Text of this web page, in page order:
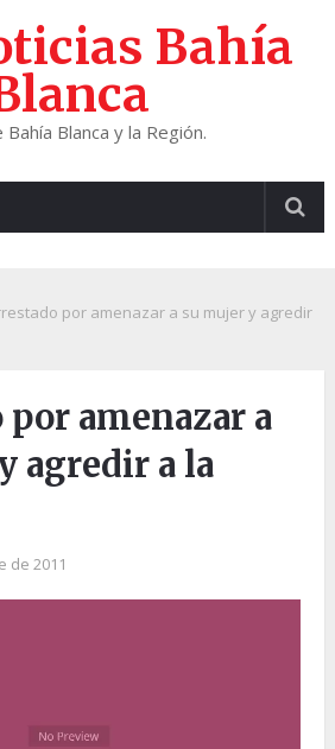
Bahía
Bahía Blanca y la Región.
por amenazar a su mujer y agredir
amenazar a
agredir a la
de 2011